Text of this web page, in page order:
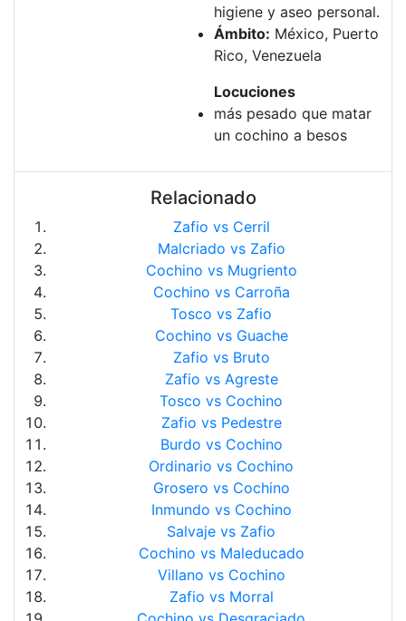
higiene y aseo personal.
Ámbito: México, Puerto
Rico, Venezuela
Locuciones
más pesado que matar
un cochino a besos
Relacionado
Zafio vs Cerril
Malcriado vs Zafio
Cochino vs Mugriento
Cochino vs Carroña
Tosco vs Zafio
Cochino vs Guache
Zafio vs Bruto
Zafio vs Agreste
Tosco vs Cochino
Zafio vs Pedestre
Burdo vs Cochino
Ordinario vs Cochino
Grosero vs Cochino
Inmundo vs Cochino
Salvaje vs Zafio
Cochino vs Maleducado
Villano vs Cochino
Zafio vs Morral